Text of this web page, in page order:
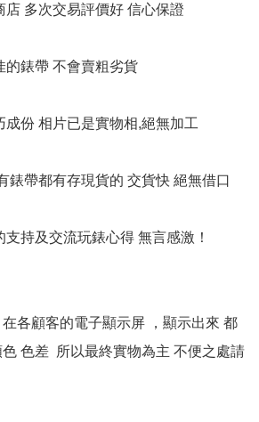
店 多次交易評價好 信心保證
的錶帶 不會賣粗劣貨
成份 相片已是實物相,絕無加工
錶帶都有存現貨的 交貨快 絕無借口
持及交流玩錶心得 無言感激！
各顧客的電子顯示屏 ，顯示出來 都
色差  所以最終實物為主 不便之處請